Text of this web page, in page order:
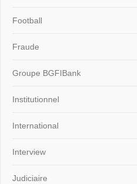
Football
Fraude
Groupe BGFIBank
Institutionnel
International
Interview
Judiciaire